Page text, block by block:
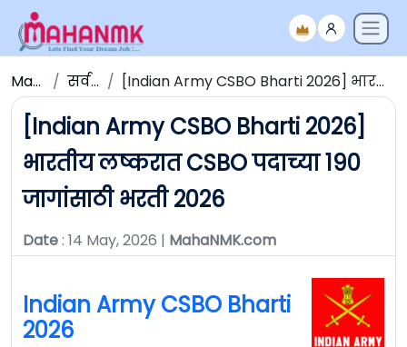
Maha NMK सर्व जाहिराती [Indian Army CSBO Bharti 2026] भारतीय लष्करात CSBO पदाच्या 190 जागांसाठी भरती 2026
[Indian Army CSBO Bharti 2026]
भारतीय लष्करात CSBO पदाच्या 190
जागांसाठी भरती 2026
Date: 14 May, 2026 | MahaNMK.com
Indian Army CSBO Bharti
2026